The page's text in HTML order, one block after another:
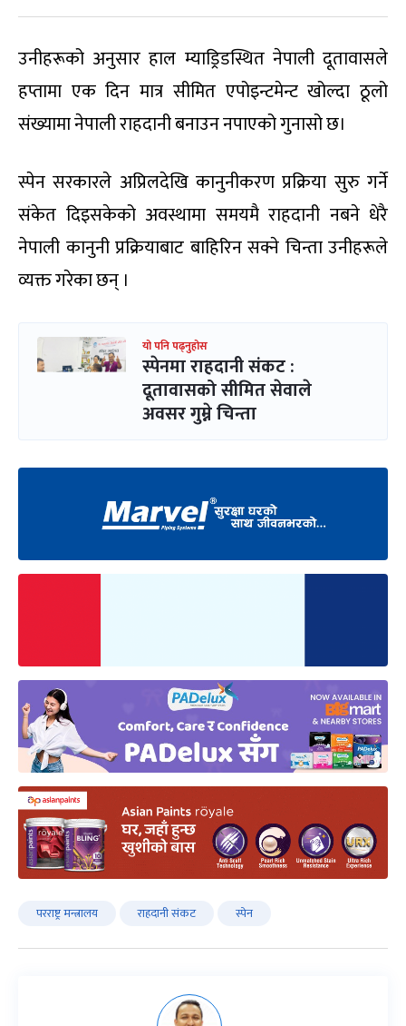
उनीहरूको अनुसार हाल म्याड्रिडस्थित नेपाली दूतावासले
हप्तामा एक दिन मात्र सीमित एपोइन्टमेन्ट खोल्दा ठूलो
संख्यामा नेपाली राहदानी बनाउन नपाएको गुनासो छ।
स्पेन सरकारले अप्रिलदेखि कानुनीकरण प्रक्रिया सुरु गर्ने
संकेत दिइसकेको अवस्थामा समयमै राहदानी नबने धेरै
नेपाली कानुनी प्रक्रियाबाट बाहिरिन सक्ने चिन्ता उनीहरूले
व्यक्त गरेका छन् ।
यो पनि पढ्नुहोस
स्पेनमा राहदानी संकट :
दूतावासको सीमित सेवाले
अवसर गुम्ने चिन्ता
परराष्ट्र मन्त्रालय राहदानी संकट स्पेन